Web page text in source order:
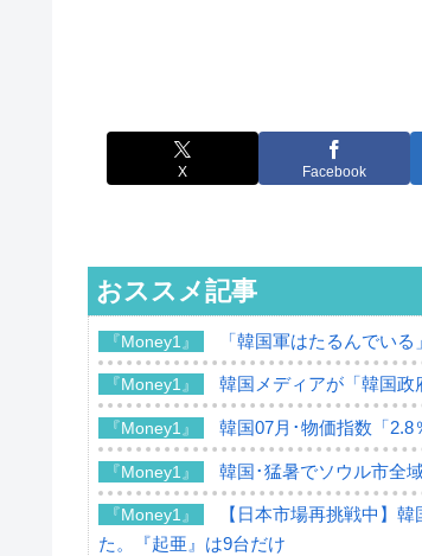
X Facebook
おススメ記事
『Money1』 「韓国軍はたるんでい
『Money1』 韓国メディアが「韓国政
『Money1』 韓国07月･物価指数「2.8
『Money1』 韓国･猛暑でソウル市全
『Money1』
【日本市場再挑戦中】
た。『起亜』は9台だけ